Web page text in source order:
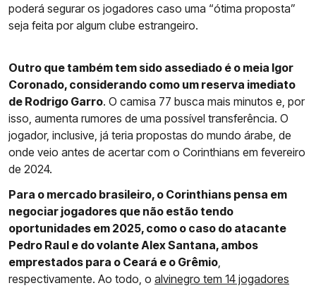
poderá segurar os jogadores caso uma “ótima proposta”
seja feita por algum clube estrangeiro.
Outro que também tem sido assediado é o meia Igor
Coronado, considerando como um reserva imediato
de Rodrigo Garro. O camisa 77 busca mais minutos e, por
isso, aumenta rumores de uma possível transferência. O
jogador, inclusive, já teria propostas do mundo árabe, de
onde veio antes de acertar com o Corinthians em fevereiro
de 2024.
Para o mercado brasileiro, o Corinthians pensa em
negociar jogadores que não estão tendo
oportunidades em 2025, como o caso do atacante
Pedro Raul e do volante Alex Santana, ambos
emprestados para o Ceará e o Grêmio,
respectivamente. Ao todo, o alvinegro tem 14 jogadores